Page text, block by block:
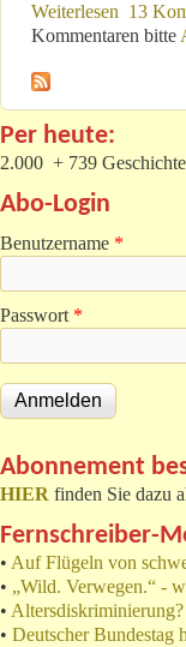
Weiterlesen über
13
Kommentaren bitte
Per heute:
2.000 + 739
Abo-Login
Benutzername *
Passwort *
Abonnement
HIER finden Sie dazu
Fernschreiber-
• Auf Flügeln von
• „Wild. Verwegen.“ -
•
• Deutscher Bundestag